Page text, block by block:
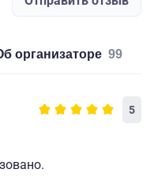
об организаторе 99
5